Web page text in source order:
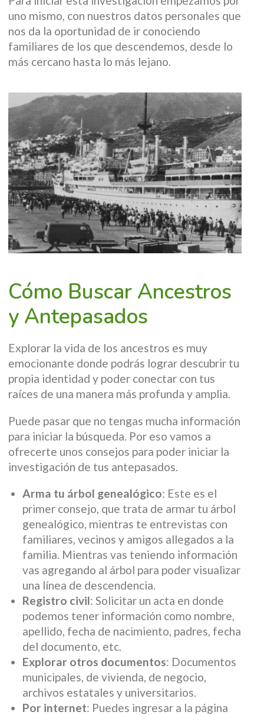
uno mismo, con nuestros datos personales que
nos da la oportunidad de ir conociendo
familiares de los que descendemos, desde lo
más cercano hasta lo más lejano.
Cómo Buscar Ancestros
y Antepasados
Explorar la vida de los ancestros es muy
emocionante donde podrás lograr descubrir tu
propia identidad y poder conectar con tus
raíces de una manera más profunda y amplia.
Puede pasar que no tengas mucha información
para iniciar la búsqueda. Por eso vamos a
ofrecerte unos consejos para poder iniciar la
investigación de tus antepasados.
Arma tu árbol genealógico: Este es el
primer consejo, que trata de armar tu árbol
genealógico, mientras te entrevistas con
familiares, vecinos y amigos allegados a la
familia. Mientras vas teniendo información
vas agregando al árbol para poder visualizar
una línea de descendencia.
Registro civil: Solicitar un acta en donde
podemos tener información como nombre,
apellido, fecha de nacimiento, padres, fecha
del documento, etc.
Explorar otros documentos: Documentos
municipales, de vivienda, de negocio,
archivos estatales y universitarios.
Por internet: Puedes ingresar a la página